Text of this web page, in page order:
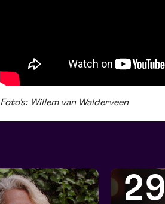
Foto's: Willem van Walderveen
29